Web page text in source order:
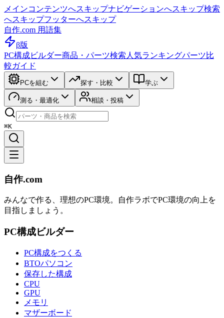
メインコンテンツへスキップナビゲーションへスキップ検索
へスキップフッターへスキップ
自作.com 用語集
β版
PC構成ビルダー商品・パーツ検索 人気ランキングパーツ比
較ガイド
PCを組む 探す・比較 学ぶ
測る・最適化 相談・投稿
⌘K
自作.com
みんなで作る、理想のPC環境。 自作ラボでPC環境の向上を
目指しましょう。
PC構成ビルダー
PC構成をつくる
BTOパソコン
保存した構成
CPU
GPU
メモリ
マザーボード